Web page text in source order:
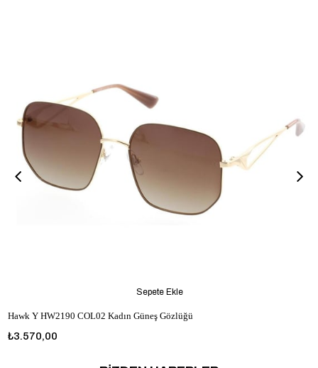
Hawk Y HW2190 COL02 Kadın Güneş Gözlüğü
₺3.570,00
Sepete Ekle